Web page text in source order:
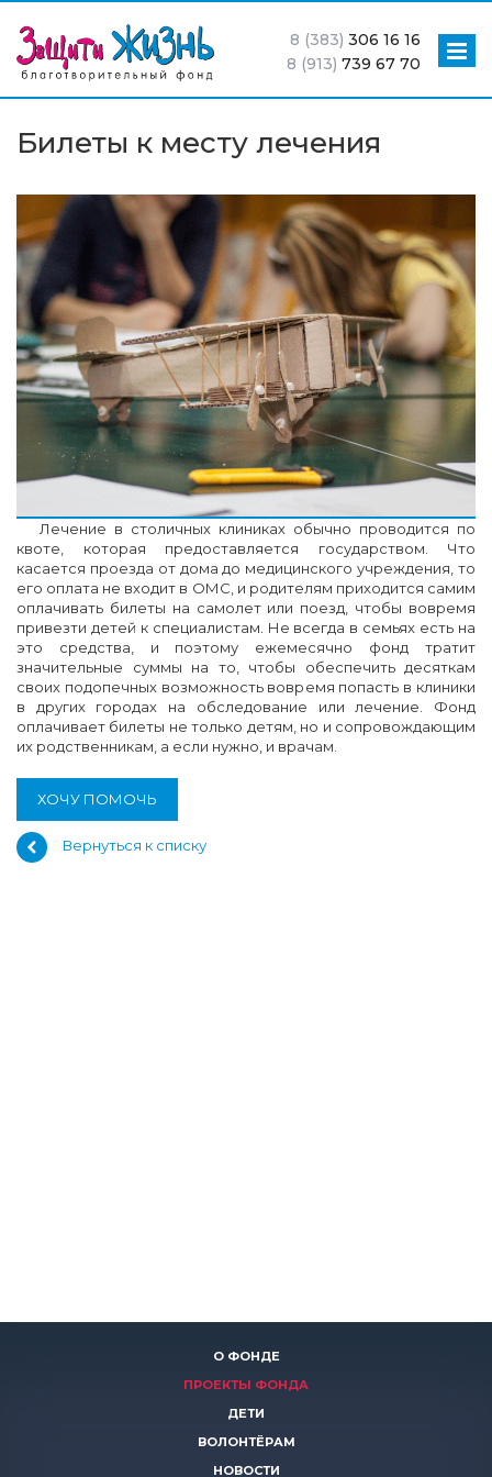
8 (383) 306 16 16
8 (913) 739 67 70
Билеты к месту лечения
Лечение в столичных клиниках обычно проводится по
квоте, которая предоставляется государством. Что
касается проезда от дома до медицинского учреждения, то
его оплата не входит в ОМС, и родителям приходится самим
оплачивать билеты на самолет или поезд, чтобы вовремя
привезти детей к специалистам. Не всегда в семьях есть на
это средства, и поэтому ежемесячно фонд тратит
значительные суммы на то, чтобы обеспечить десяткам
своих подопечных возможность вовремя попасть в клиники
в других городах на обследование или лечение. Фонд
оплачивает билеты не только детям, но и сопровождающим
их родственникам, а если нужно, и врачам.
ХОЧУ ПОМОЧЬ
Вернуться к списку
О ФОНДЕ
ПРОЕКТЫ ФОНДА
ДЕТИ
ВОЛОНТЁРАМ
НОВОСТИ